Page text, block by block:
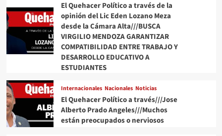
El Quehacer Político a través de la
opinión del Lic Eden Lozano Meza
desde la Cámara Alta///BUSCA
VIRGILIO MENDOZA GARANTIZAR
COMPATIBILIDAD ENTRE TRABAJO Y
DESARROLLO EDUCATIVO A
ESTUDIANTES
Internacionales Nacionales Noticias
El Quehacer Político a través///Jose
Alberto Prado Angeles///Muchos
están preocupados o nerviosos